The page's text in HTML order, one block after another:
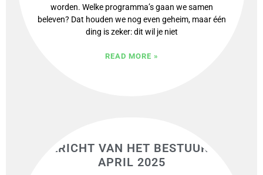
worden. Welke programma’s gaan we samen
beleven? Dat houden we nog even geheim, maar één
ding is zeker: dit wil je niet
READ MORE »
BERICHT VAN HET BESTUUR –
APRIL 2025